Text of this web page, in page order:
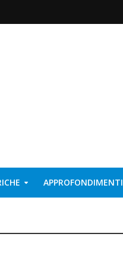
APPROFONDIMENTI